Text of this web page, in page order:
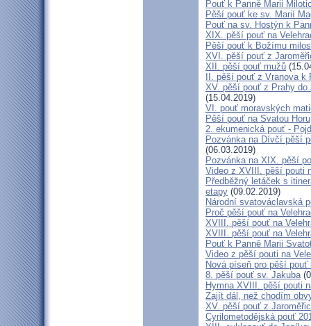
Pouť k Panně Marii
Pěší pouť ke sv. Marií
Pouť na sv. Hostýn k
XIX. pěší pouť na
Pěší pouť k Božímu
XVI. pěší pouť z
XII. pěší pouť mužů
II. pěší pouť z Vranova k
XV. pěší pouť z Prahy
(15.04.2019)
VI. pouť moravských
Pěší pouť na Svatou Horu
2. ekumenická pouť -
Pozvánka na Dívčí pěší
(06.03.2019)
Pozvánka na XIX. pěší
Video z XVIII. pěší pouti
Předběžný letáček s
etapy (09.02.2019)
Národní svatováclavská
Proč pěší pouť na
XVIII. pěší pouť na
XVIII. pěší pouť na
Pouť k Panně Marii
Video z pěší pouti na
Nová píseň pro pěší
8. pěší pouť sv. Jakuba
Hymna XVIII. pěší pouti
Zajít dál, než chodím
XV. pěší pouť z
Cyrilometodějská pouť